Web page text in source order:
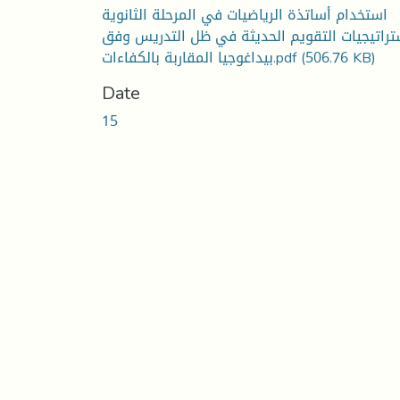
استخدام أساتذة الرياضيات في المرحلة الثانوية
التقويم الحديثة في ظل التدريس وفق
بيداغوجيا المقاربة بالكفاءات.pdf(506.76 KB)
Date
15